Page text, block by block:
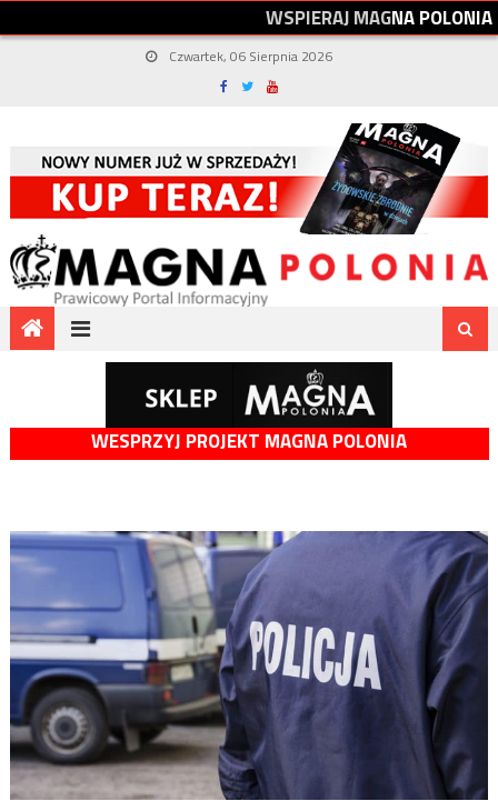
WSPIERAJMAGNAPOLONIA
Czwartek, 06 Sierpnia 2026
WESPRZYJ PROJEKT MAGNA POLONIA